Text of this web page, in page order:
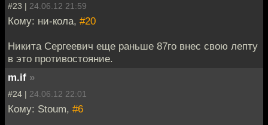
#23 | 24.06.12 21:59
Кому: ни-кола, #20
Никита Сергеевич еще раньше 87го внес свою лепту
в это противостояние.
m.if »
#24 | 24.06.12 22:01
Кому: Stoum, #6